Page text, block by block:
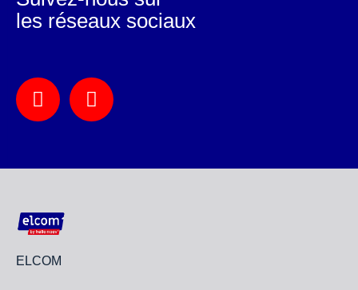
ELCOM
les réseaux sociaux